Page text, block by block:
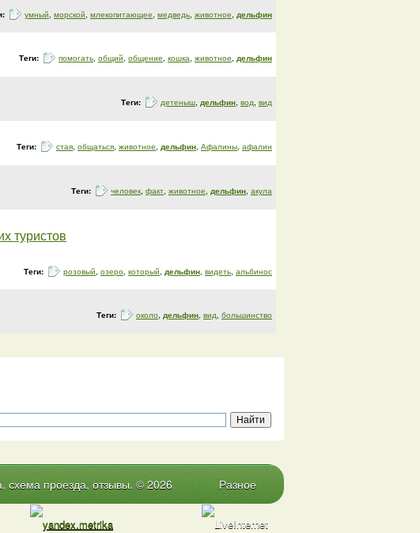
умный, морской, млекопитающее, медведь, животное, дельфин
Теги: помогать, общий, общение, кошка, животное, дельфин
Теги: детеныш, дельфин, вод, вид
Теги: стая, общаться, животное, дельфин, Афалины, афалин
Теги: человек, факт, животное, дельфин, акула
туристов
Теги: розовый, озеро, который, дельфин, видеть, альбинос
Теги: около, дельфин, вид, большинство
схема проезда, отзывы. © 2026 Разное